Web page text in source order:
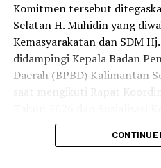
kepada pemerintah Provinsi
tegasnya.
Dalam forum yang sama juga
rancangan kebijakan umum
rancangan prioritas dan
Anggaran 2027.
Komitmen tersebut
Selatan H. Muhidin yang
Kemasyarakatan dan SDM
didampingi Kepala Badan
Daerah (BPBD) Kalimantan
saat mengikuti Rapat
Dampak Fenomena El Nino
Center Setdaprov Kalsel,
CONTINUE